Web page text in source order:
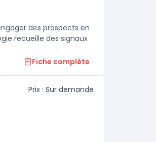
des prospects en
recueille des signaux
Fiche complète
Prix : Sur demande